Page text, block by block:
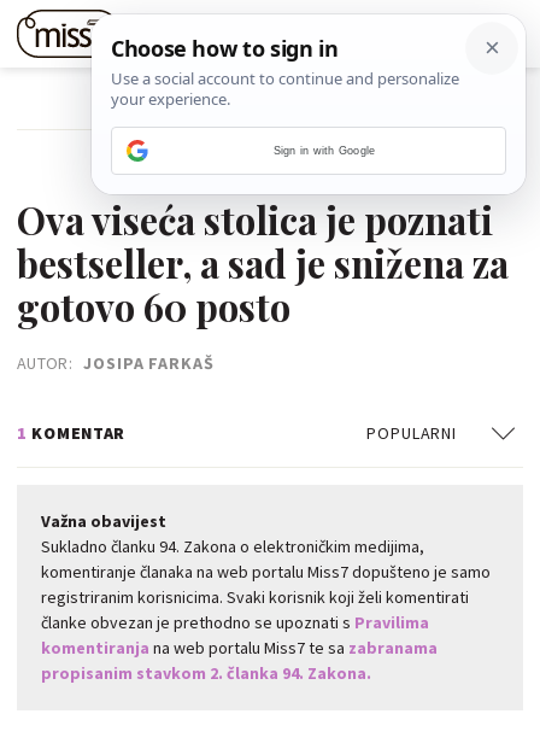
POVRATAK NA ČLANAK
07. SRPNJA 2026.
Ova viseća stolica je poznati
bestseller, a sad je snižena za
gotovo 60 posto
AUTOR: JOSIPA FARKAŠ
1 KOMENTAR POPULARNI
Važna obavijest
Sukladno članku 94. Zakona o elektroničkim medijima,
komentiranje članaka na web portalu Miss7 dopušteno je samo
registriranim korisnicima. Svaki korisnik koji želi komentirati
članke obvezan je prethodno se upoznati s Pravilima
komentiranja na web portalu Miss7 te sa zabranama
propisanim stavkom 2. članka 94. Zakona.
Sign in with Google